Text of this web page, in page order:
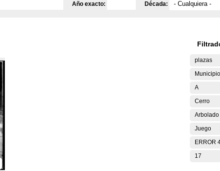
Año exacto: Década:
plazas
Municipio
A
Cerro
Arbolado
Juego
ERROR
17